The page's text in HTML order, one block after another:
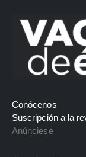
Conócenos
Suscripción a la
Anúnciese